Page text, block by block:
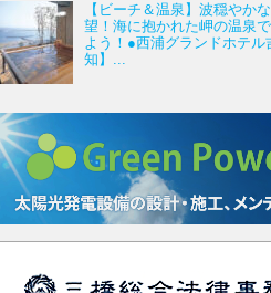
【ビーチ＆温泉】波穏やか
望！海に抱かれた岬の温泉
よう！●西浦グランドホテル
知】...